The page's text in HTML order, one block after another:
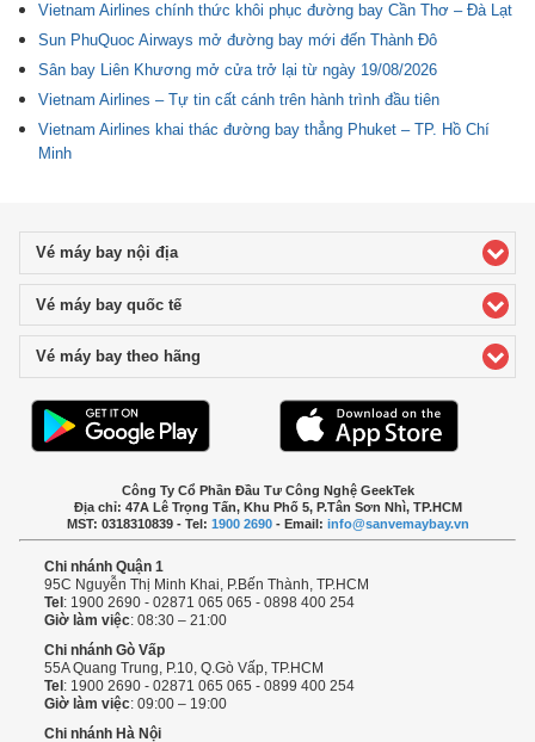
Vietnam Airlines chính thức khôi phục đường bay Cần Thơ – Đà Lạt
Sun PhuQuoc Airways mở đường bay mới đến Thành Đô
Sân bay Liên Khương mở cửa trở lại từ ngày 19/08/2026
Vietnam Airlines – Tự tin cất cánh trên hành trình đầu tiên
Vietnam Airlines khai thác đường bay thẳng Phuket – TP. Hồ Chí
Minh
Vé máy bay nội địaclick to expand contents
Vé máy bay quốc tếclick to expand contents
Vé máy bay theo hãng
Công Ty Cổ Phần Đầu Tư Công Nghệ GeekTek
Địa chỉ: 47A Lê Trọng Tấn, Khu Phố 5, P.Tân Sơn Nhì, TP.HCM
MST: 0318310839 - Tel: 1900 2690- Email: info@sanvemaybay.vn
Chi nhánh Quận 1
95C Nguyễn Thị Minh Khai, P.Bến Thành, TP.HCM
Tel : 1900 2690 - 02871 065 065 - 0898 400 254
Giờ làm việc: 08:30 – 21:00
Chi nhánh Gò Vấp
55A Quang Trung, P.10, Q.Gò Vấp, TP.HCM
Tel : 1900 2690 - 02871 065 065 - 0899 400 254
Giờ làm việc: 09:00 – 19:00
Chi nhánh Hà Nội